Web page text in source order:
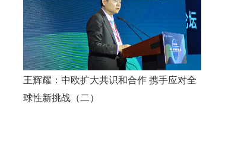
王辉耀：中欧扩大共识和合作 携手应对全
球性新挑战（二）